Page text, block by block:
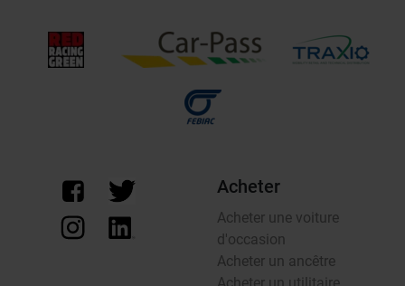
Acheter
Acheter une voiture
d'occasion
Acheter un ancêtre